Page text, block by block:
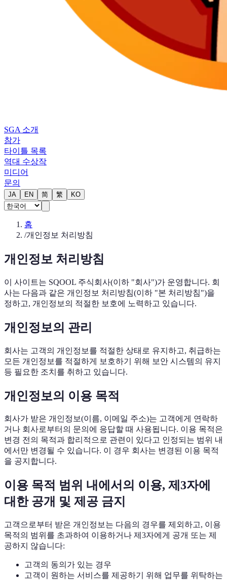
SGA 소개
참가
타이틀 목록
역대 수상작
미디어
문의
JA EN 简 繁 KO
홈
/개인정보 처리방침
개인정보 처리방침
이 사이트는 SQOOL 주식회사(이하 "회사")가 운영합니다. 회
사는 다음과 같은 개인정보 처리방침(이하 "본 처리방침")을
정하고, 개인정보의 적절한 보호에 노력하고 있습니다.
개인정보의 관리
회사는 고객의 개인정보를 적절한 상태로 유지하고, 취급하는
모든 개인정보를 적절하게 보호하기 위해 보안 시스템의 유지
등 필요한 조치를 취하고 있습니다.
개인정보의 이용 목적
회사가 받은 개인정보(이름, 이메일 주소)는 고객에게 연락하
거나 회사로부터의 문의에 응답할 때 사용됩니다. 이용 목적은
변경 전의 목적과 합리적으로 관련이 있다고 인정되는 범위 내
에서만 변경될 수 있습니다. 이 경우 회사는 변경된 이용 목적
을 공지합니다.
이용 목적 범위 내에서의 이용, 제3자에
대한 공개 및 제공 금지
고객으로부터 받은 개인정보는 다음의 경우를 제외하고, 이용
목적의 범위를 초과하여 이용하거나 제3자에게 공개 또는 제
공하지 않습니다:
고객의 동의가 있는 경우
고객이 원하는 서비스를 제공하기 위해 업무를 위탁하는